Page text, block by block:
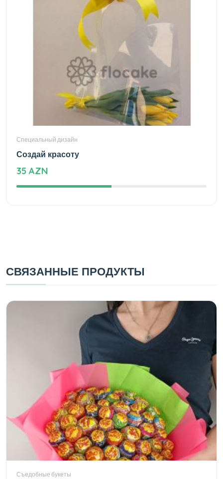
Специальный дизайн
Создай красоту
35 AZN
СВЯЗАННЫЕ ПРОДУКТЫ
Съедобные букеты